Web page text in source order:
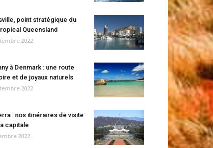
point stratégique du
Queensland
2022
à Denmark : une route
et de joyaux naturels
2022
: nos itinéraires de visite
capitale
2022